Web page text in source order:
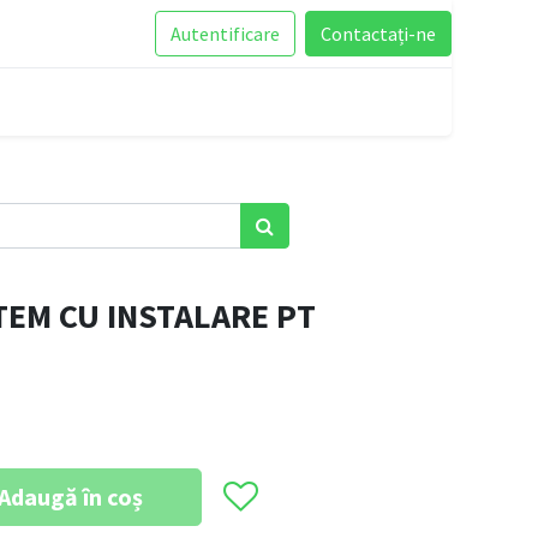
Autentificare Contactați-ne
CU INSTALARE PT
în coș